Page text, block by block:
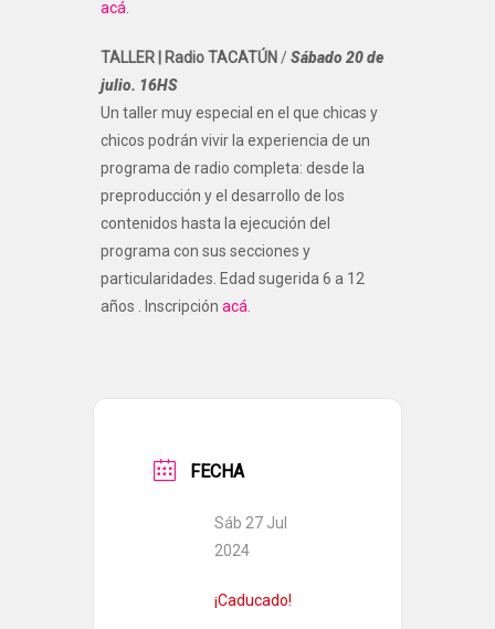
acá
TALLER | Radio TACATÚN /Sábado 20 de
julio. 16HS
Un taller muy especial en el que chicas y
chicos podrán vivir la experiencia de un
programa de radio completa: desde la
preproducción y el desarrollo de los
contenidos hasta la ejecución del
programa con sus secciones y
particularidades. Edad sugerida 6 a 12
años . Inscripción acá
FECHA
Sáb 27 Jul
2024
¡Caducado!